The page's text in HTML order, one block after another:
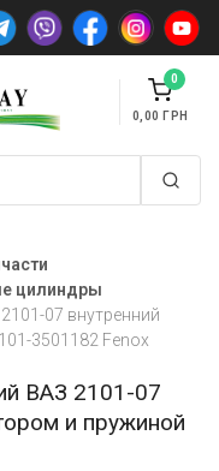
0
0,00
цилиндры
07 внутренний
3501182 Fenox
ВАЗ 2101-07
и пружиной